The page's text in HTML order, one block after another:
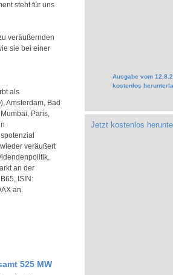
steht für uns
veräußernden
sie bei einer
als
Amsterdam, Bad
Paris,
veräußert
an der
ISIN:
an.
525 MW
Ausgabe vom
kostenlos
Jetzt kostenlos